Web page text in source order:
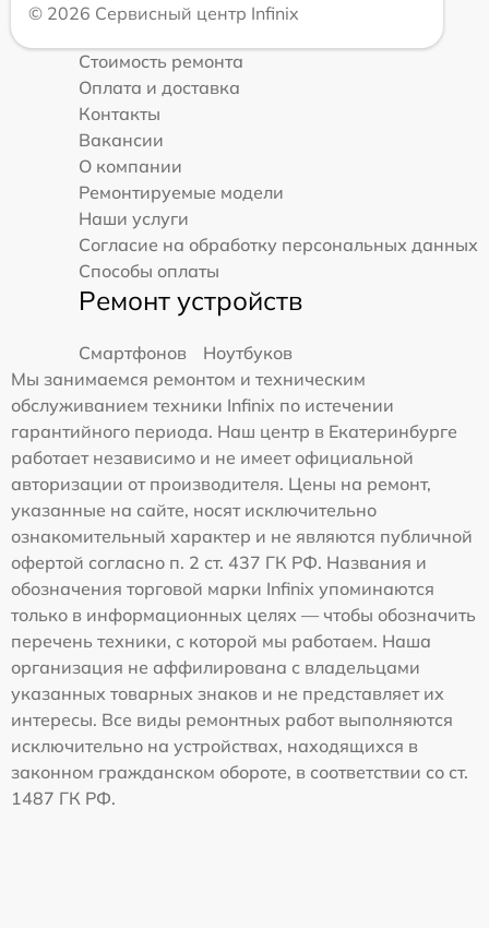
© 2026 Сервисный центр Infinix
Стоимость ремонта
Оплата и доставка
Контакты
Вакансии
О компании
Ремонтируемые модели
Наши услуги
Согласие на обработку персональных данных
Способы оплаты
Ремонт устройств
Смартфонов
Ноутбуков
Мы занимаемся ремонтом и техническим
обслуживанием техники Infinix по истечении
гарантийного периода. Наш центр в Екатеринбурге
работает независимо и не имеет официальной
авторизации от производителя. Цены на ремонт,
указанные на сайте, носят исключительно
ознакомительный характер и не являются публичной
офертой согласно п. 2 ст. 437 ГК РФ. Названия и
обозначения торговой марки Infinix упоминаются
только в информационных целях — чтобы обозначить
перечень техники, с которой мы работаем. Наша
организация не аффилирована с владельцами
указанных товарных знаков и не представляет их
интересы. Все виды ремонтных работ выполняются
исключительно на устройствах, находящихся в
законном гражданском обороте, в соответствии со ст.
1487 ГК РФ.